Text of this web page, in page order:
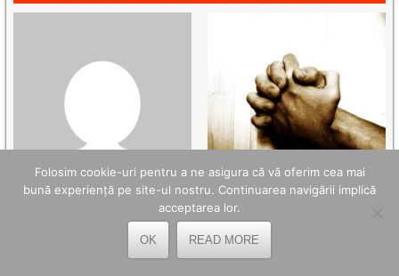
Folosim cookie-uri pentru a ne asigura că vă oferim cea mai
bună experiență pe site-ul nostru. Continuarea navigării implică
acceptarea lor.
OK READ MORE